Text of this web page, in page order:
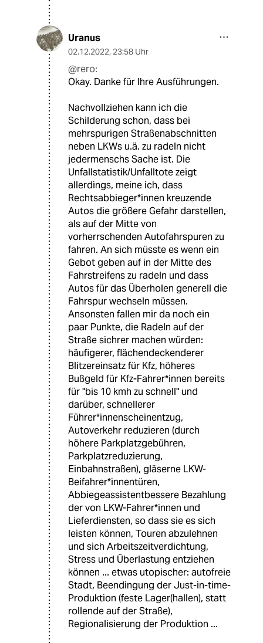
Uranus
02.12.2022, 23:58 Uhr
@rero:
Okay. Danke für Ihre Ausführungen.
Nachvollziehen kann ich die
Schilderung schon, dass bei
mehrspurigen Straßenabschnitten
neben LKWs u.ä. zu radeln nicht
jedermenschs Sache ist. Die
Unfallstatistik/Unfalltote zeigt
allerdings, meine ich, dass
Rechtsabbieger*innen kreuzende
Autos die größere Gefahr darstellen,
als auf der Mitte von
vorherrschenden Autofahrspuren zu
fahren. An sich müsste es wenn ein
Gebot geben auf in der Mitte des
Fahrstreifens zu radeln und dass
Autos für das Überholen generell die
Fahrspur wechseln müssen.
Ansonsten fallen mir da noch ein
paar Punkte, die Radeln auf der
Straße sichrer machen würden:
häufigerer, flächendeckenderer
Blitzereinsatz für Kfz, höheres
Bußgeld für Kfz-Fahrer*innen bereits
für "bis 10 kmh zu schnell" und
darüber, schnellerer
Führer*innenscheinentzug,
Autoverkehr reduzieren (durch
höhere Parkplatzgebühren,
Parkplatzreduzierung,
Einbahnstraßen), gläserne LKW-
Beifahrer*innentüren,
Abbiegeassistentbessere Bezahlung
der von LKW-Fahrer*innen und
Lieferdiensten, so dass sie es sich
leisten können, Touren abzulehnen
und sich Arbeitszeitverdichtung,
Stress und Überlastung entziehen
können ... etwas utopischer: autofreie
Stadt, Beendingung der Just-in-time-
Produktion (feste Lager(hallen), statt
rollende auf der Straße),
Regionalisierung der Produktion ...